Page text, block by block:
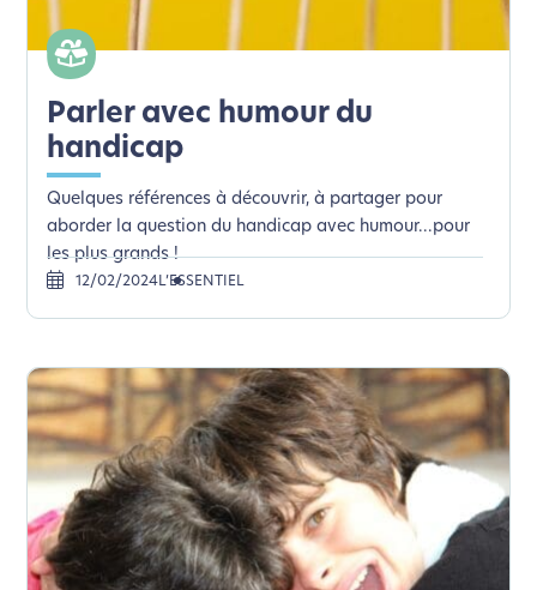
Parler avec humour du
handicap
Quelques références à découvrir, à partager pour
aborder la question du handicap avec humour...pour
les plus grands !
12/02/2024L’ESSENTIEL